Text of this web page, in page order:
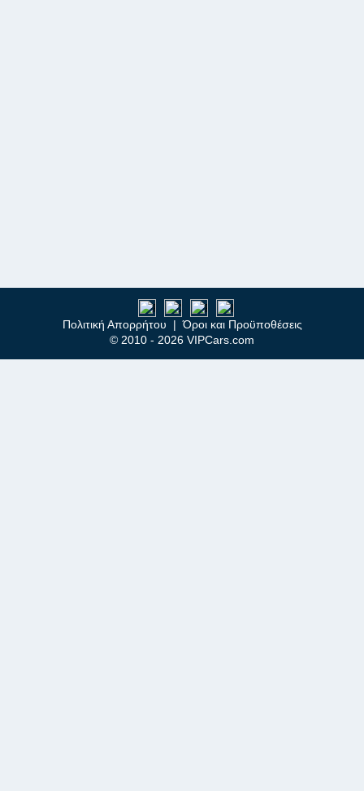
Πολιτική Απορρήτου | Όροι και Προϋποθέσεις
© 2010 - 2026 VIPCars.com